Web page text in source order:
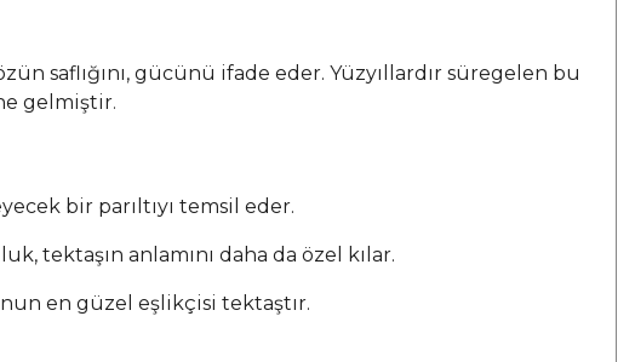
saflığını, gücünü ifade eder. Yüzyıllardır süregelen bu
gelmiştir.
bir parıltıyı temsil eder.
tektaşın anlamını daha da özel kılar.
en güzel eşlikçisi tektaştır.